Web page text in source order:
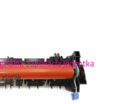
zapekacia jednotka
zlaťák